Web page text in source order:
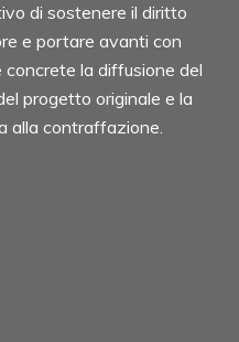
di sostenere il diritto
e portare avanti con
concrete la diffusione del
progetto originale e la
alla contraffazione.